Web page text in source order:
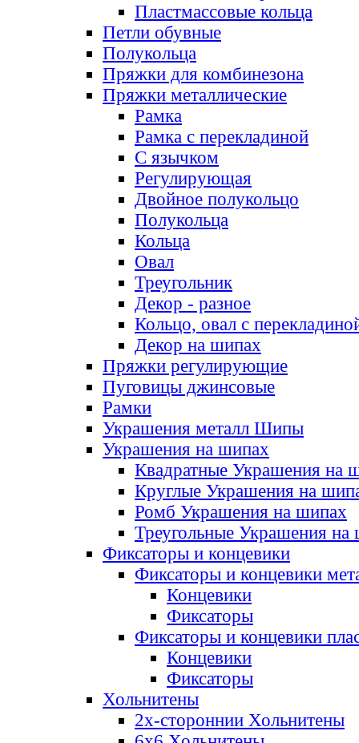
Пластмассовые кольца
Петли обувные
Полукольца
Пряжки для комбинезона
Пряжки металлические
Рамка
Рамка с перекладиной
С язычком
Регулирующая
Двойное полукольцо
Полукольца
Кольца
Овал
Треугольник
Декор - разное
Кольцо, овал с
Декор на шипах
Пряжки регулирующие
Пуговицы джинсовые
Рамки
Украшения металл Шипы
Украшения на шипах
Квадратные Украшения на
Круглые Украшения на
Ромб Украшения на шипах
Треугольные Украшения на
Фиксаторы и концевики
Фиксаторы и концевики
Концевики
Фиксаторы
Фиксаторы и концевики
Концевики
Фиксаторы
Хольнитены
2х-стороннии Хольнитены